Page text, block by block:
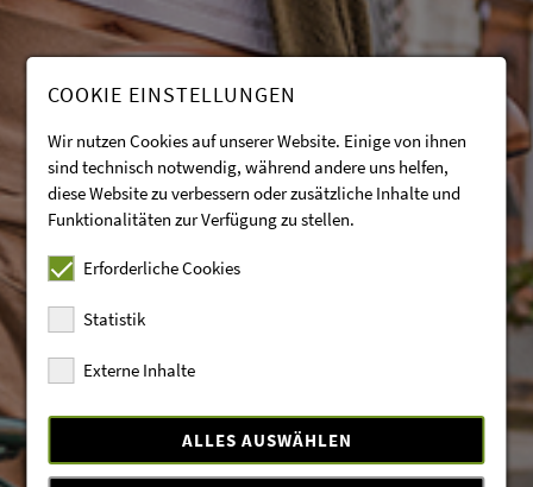
COOKIE EINSTELLUNGEN
Wir nutzen Cookies auf unserer Website. Einige von ihnen
sind technisch notwendig, während andere uns helfen,
diese Website zu verbessern oder zusätzliche Inhalte und
Funktionalitäten zur Verfügung zu stellen.
Erforderliche Cookies
Statistik
Externe Inhalte
ALLES AUSWÄHLEN